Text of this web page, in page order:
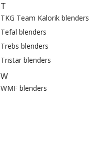
T
TKG Team Kalorik blenders
Tefal blenders
Trebs blenders
Tristar blenders
W
WMF blenders